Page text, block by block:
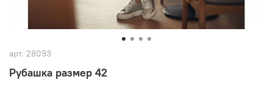
арт. 28093
Рубашка размер 42